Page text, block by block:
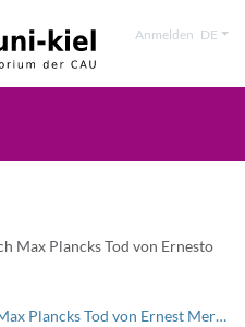
Anmelden DE
Max Plancks Tod von Ernesto
Kondolenzschreiben bezüglich Max Plancks Tod von Ernest Merritt